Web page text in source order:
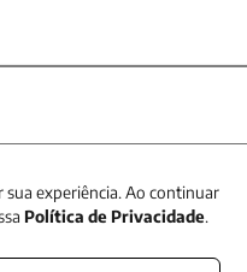
sua experiência. Ao continuar
Política de Privacidade.